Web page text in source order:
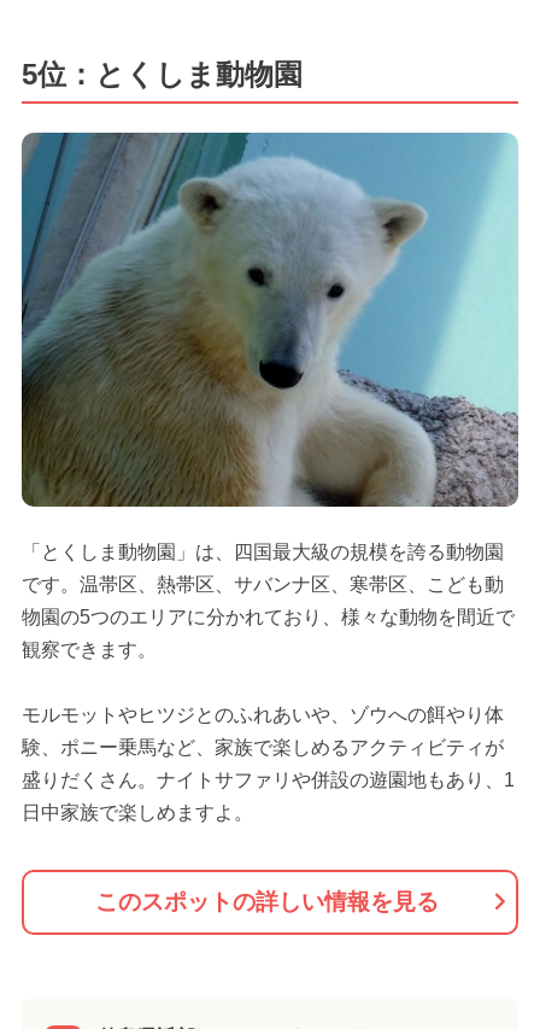
5位：とくしま動物園
「とくしま動物園」は、四国最大級の規模を誇る動物園
です。温帯区、熱帯区、サバンナ区、寒帯区、こども動
物園の5つのエリアに分かれており、様々な動物を間近で
観察できます。
モルモットやヒツジとのふれあいや、ゾウへの餌やり体
験、ポニー乗馬など、家族で楽しめるアクティビティが
盛りだくさん。ナイトサファリや併設の遊園地もあり、1
日中家族で楽しめますよ。
このスポットの詳しい情報を見る